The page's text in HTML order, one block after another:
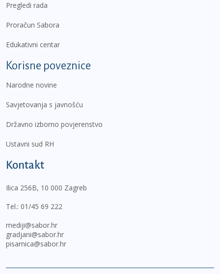
Pregledi rada
Proračun Sabora
Edukativni centar
Korisne poveznice
Narodne novine
Savjetovanja s javnošću
Državno izborno povjerenstvo
Ustavni sud RH
Kontakt
Ilica 256B, 10 000 Zagreb
Tel.: 01/45 69 222
mediji@sabor.hr
gradjani@sabor.hr
pisarnica@sabor.hr